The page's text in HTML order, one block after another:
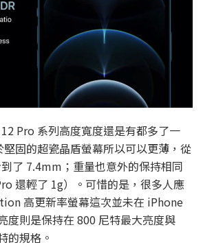
Pro 系列高度寬度還是有都多了一
固的超瓷晶盾螢幕所以可以更薄，從
了 7.4mm；重量也意外的保持相同
還輕了 1g）。可惜的是，很多人應
高更新率螢幕這次並未在 iPhone
度則是保持在 800 尼特最大亮度與
的規格。